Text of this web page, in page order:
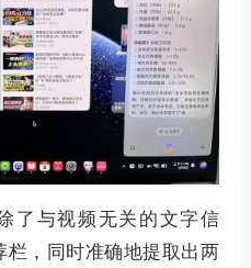
了与视频无关的文字信
，同时准确地提取出两